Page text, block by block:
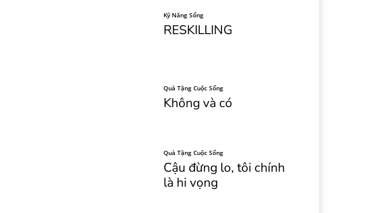
Kỹ Năng Sống
RESKILLING
Quà Tặng Cuộc Sống
Không và có
Quà Tặng Cuộc Sống
Cậu đừng lo, tôi chính
là hi vọng